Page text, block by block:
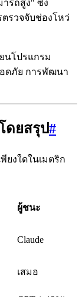
ารถสูง" ซึ่ง
รวจจับช่องโหว่
นโปรแกรม
ดภัย การพัฒนา
ดยสรุป#
ยงใดในเมตริก
ผู้ชนะ
Claude
เสมอ